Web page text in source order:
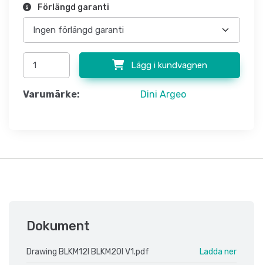
Förlängd garanti
Lägg i kundvagnen
Varumärke: Dini Argeo
Dokument
Drawing BLKM12I BLKM20I V1.pdf Ladda ner